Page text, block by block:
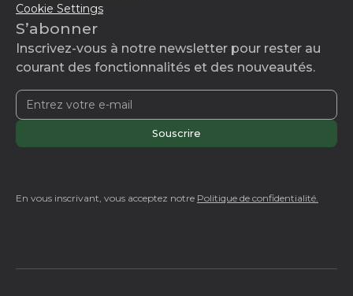
Cookie Settings
S’abonner
Inscrivez-vous à notre newsletter pour rester au
courant des fonctionnalités et des nouveautés.
En vous inscrivant, vous acceptez notre Politique de confidentialité.